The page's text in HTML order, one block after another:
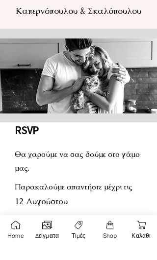
Καπερνόπουλου & Σκαλόπουλου
RSVP
Θα χαρούμε να σας δούμε στο γάμο
μας.
Παρακαλούμε απαντήστε μέχρι τις
12 Αυγούστου
Home Δείγματα Τιμές Shop Καλάθι